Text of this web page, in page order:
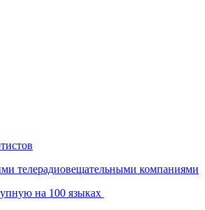
телерадиовещательными компаниями
на 100 языках